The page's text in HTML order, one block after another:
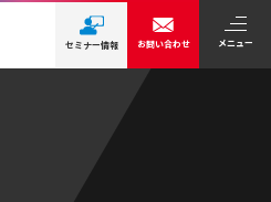
セミナー情報 お問い合わせ メニュー